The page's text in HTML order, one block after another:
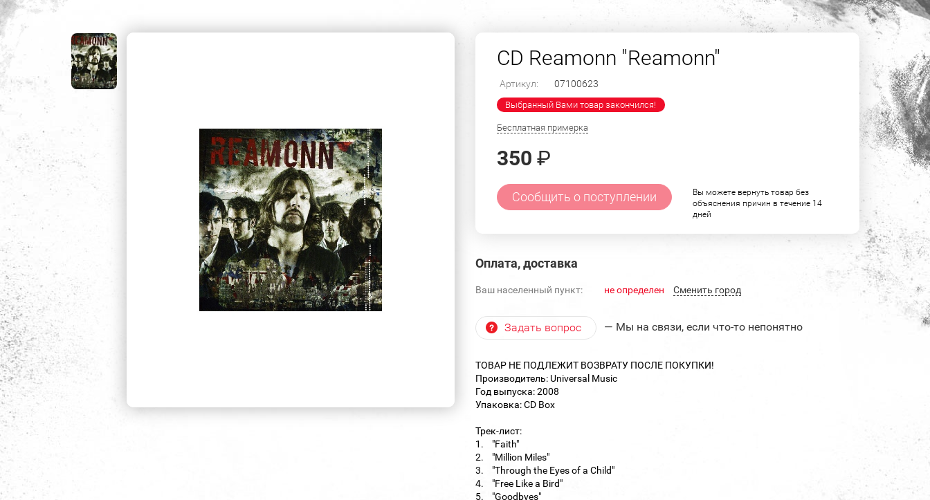
CD Reamonn "Reamonn"
Артикул: 07100623
Выбранный Вами товар закончился!
Бесплатная примерка
350 ₽
Сообщить о поступлении
Вы можете вернуть товар без
объяснения причин в течение 14
дней
Оплата, доставка
Ваш населенный пункт: не определен Cменить город
Задать вопрос — Мы на связи, если что-то непонятно
ТОВАР НЕ ПОДЛЕЖИТ ВОЗВРАТУ ПОСЛЕ ПОКУПКИ!
Производитель: Universal Music
Год выпуска: 2008
Упаковка: CD Box
Трек-лист:
1. "Faith"
2. "Million Miles"
3. "Through the Eyes of a Child"
4. "Free Like a Bird"
5. "Goodbyes"